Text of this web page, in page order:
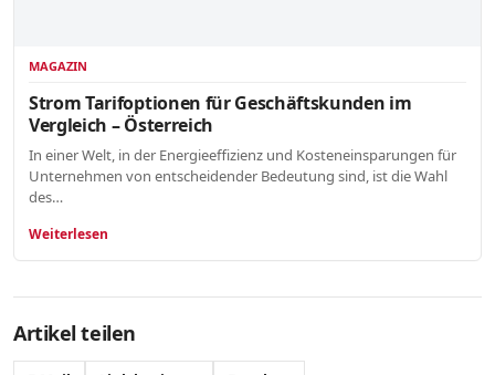
MAGAZIN
Strom Tarifoptionen für Geschäftskunden im
Vergleich – Österreich
In einer Welt, in der Energieeffizienz und Kosteneinsparungen für
Unternehmen von entscheidender Bedeutung sind, ist die Wahl
des…
Weiterlesen
Artikel teilen